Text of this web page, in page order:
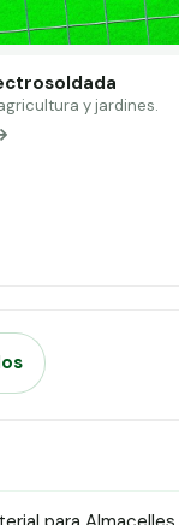
y jardines.